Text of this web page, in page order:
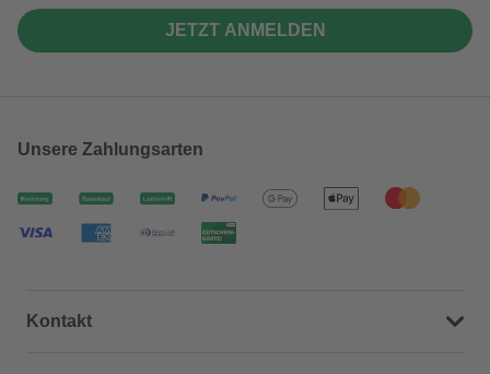
JETZT ANMELDEN
Unsere Zahlungsarten
Kontakt